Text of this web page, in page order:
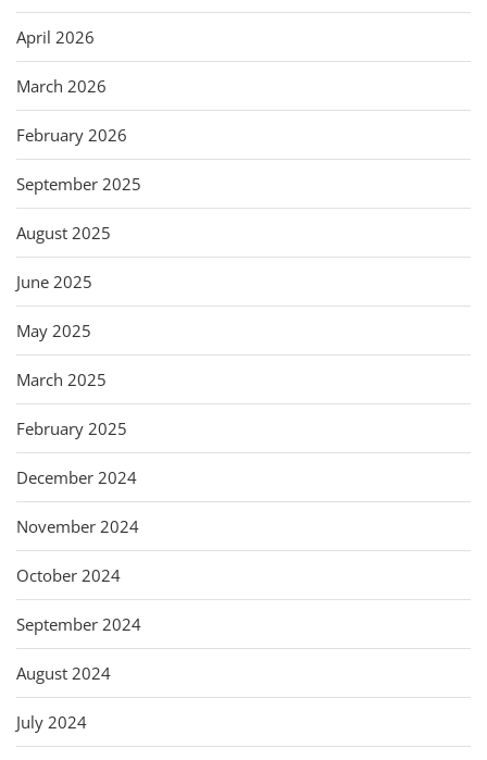
April 2026
March 2026
February 2026
September 2025
August 2025
June 2025
May 2025
March 2025
February 2025
December 2024
November 2024
October 2024
September 2024
August 2024
July 2024